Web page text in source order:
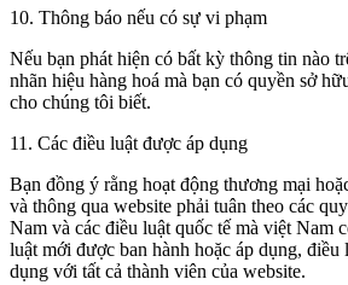
10. Thông báo nếu có sự vi phạm
Nếu bạn phát hiện có bất kỳ thông tin nào
nhãn hiệu hàng hoá mà bạn có quyền sở
cho chúng tôi biết.
11. Các điều luật được áp dụng
Bạn đồng ý rằng hoạt động thương mại
và thông qua website phải tuân theo các
Nam và các điều luật quốc tế mà việt Nam
luật mới được ban hành hoặc áp dụng, điều
dụng với tất cả thành viên của website.